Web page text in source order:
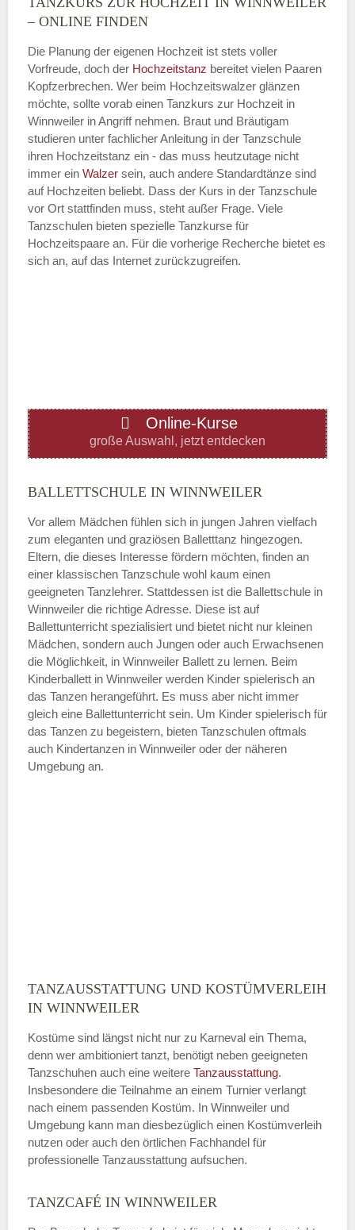
Montag
—
ÖFFNUNGSZEITEN HINZUFÜGEN
Dienstag
—
ÖFFNUNGSZEITEN HINZUFÜGEN
Donnerstag
—
ÖFFNUNGSZEITEN HINZUFÜGEN
Freitag
—
ÖFFNUNGSZEITEN HINZUFÜGEN
Samstag
– ONLINE FINDEN
Die Planung der eigenen Hochzeit ist stets voller
Vorfreude, doch der Hochzeitstanz bereitet vielen Paaren
Kopfzerbrechen. Wer beim Hochzeitswalzer glänzen
möchte, sollte vorab einen Tanzkurs zur Hochzeit in
Winnweiler in Angriff nehmen. Braut und Bräutigam
studieren unter fachlicher Anleitung in der Tanzschule
ihren Hochzeitstanz ein - das muss heutzutage nicht
immer ein Walzer sein, auch andere Standardtänze sind
auf Hochzeiten beliebt. Dass der Kurs in der Tanzschule
vor Ort stattfinden muss, steht außer Frage. Viele
Tanzschulen bieten spezielle Tanzkurse für
Hochzeitspaare an. Für die vorherige Recherche bietet es
sich an, auf das Internet zurückzugreifen.
Online-Kurse
große Auswahl, jetzt entdecken
BALLETTSCHULE IN WINNWEILER
Vor allem Mädchen fühlen sich in jungen Jahren vielfach
zum eleganten und graziösen Balletttanz hingezogen.
Eltern, die dieses Interesse fördern möchten, finden an
einer klassischen Tanzschule wohl kaum einen
geeigneten Tanzlehrer. Stattdessen ist die Ballettschule in
Winnweiler die richtige Adresse. Diese ist auf
Ballettunterricht spezialisiert und bietet nicht nur kleinen
Mädchen, sondern auch Jungen oder auch Erwachsenen
die Möglichkeit, in Winnweiler Ballett zu lernen. Beim
Kinderballett in Winnweiler werden Kinder spielerisch an
das Tanzen herangeführt. Es muss aber nicht immer
gleich eine Ballettunterricht sein. Um Kinder spielerisch für
das Tanzen zu begeistern, bieten Tanzschulen oftmals
auch Kindertanzen in Winnweiler oder der näheren
Umgebung an.
TANZAUSSTATTUNG UND KOSTÜMVERLEIH
IN WINNWEILER
Kostüme sind längst nicht nur zu Karneval ein Thema,
denn wer ambitioniert tanzt, benötigt neben geeigneten
Tanzschuhen auch eine weitere Tanzausstattung.
Insbesondere die Teilnahme an einem Turnier verlangt
nach einem passenden Kostüm. In Winnweiler und
Umgebung kann man diesbezüglich einen Kostümverleih
nutzen oder auch den örtlichen Fachhandel für
professionelle Tanzausstattung aufsuchen.
TANZCAFÉ IN WINNWEILER